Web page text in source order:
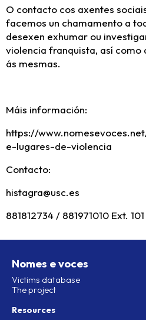
O contacto cos axentes
facemos un chamamento a
desexen exhumar ou
violencia franquista, así
ás mesmas.
Máis información:
https://
e-lugares-de-violencia
Contacto:
histagra@usc.es
881812734 / 881971010 Ext. 101
Nomes e voces
Victims database
The project
Resources